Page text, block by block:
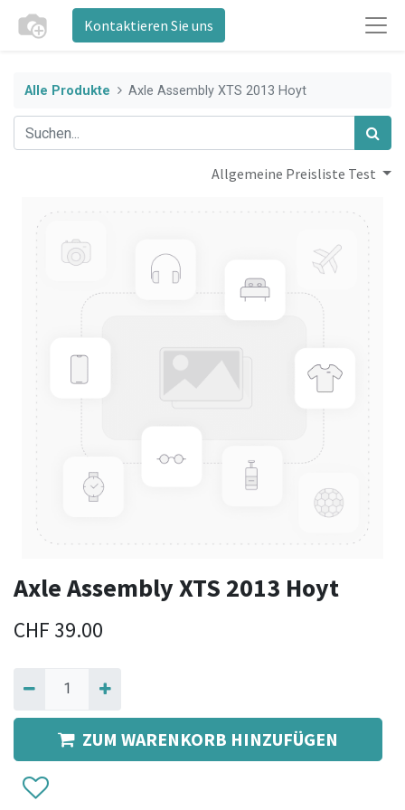
Kontaktieren Sie uns
Alle Produkte Axle Assembly XTS 2013 Hoyt
Allgemeine Preisliste Test
Axle Assembly XTS 2013 Hoyt
CHF 39.00
ZUM WARENKORB HINZUFÜGEN